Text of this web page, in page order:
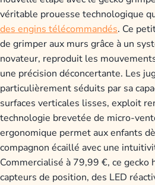
véritable prouesse technologique
des engins télécommandés. Ce
de grimper aux murs grâce à un
novateur, reproduit les
une précision déconcertante. Les
particulièrement séduits par sa
surfaces verticales lisses, exploit
technologie brevetée de micro-
ergonomique permet aux enfants
compagnon écaillé avec une
Commercialisé à 79,99 €, ce gecko
capteurs de position, des LED